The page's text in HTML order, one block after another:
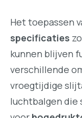
Het toepassen
specificaties
kunnen blijven
verschillende
vroegtijdige
luchtbalgen die